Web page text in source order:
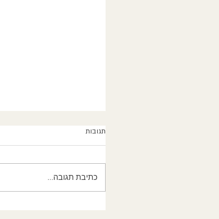
תגובות
כתיבת תגובה...